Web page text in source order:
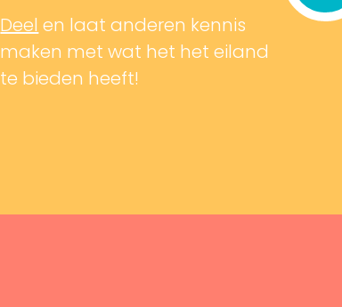
Deel en laat anderen kennis
maken met wat het het eiland
te bieden heeft!